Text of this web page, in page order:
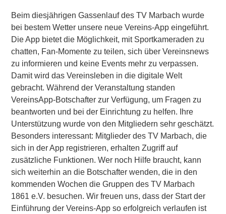
Beim diesjährigen Gassenlauf des TV Marbach wurde
bei bestem Wetter unsere neue Vereins-App eingeführt.
Die App bietet die Möglichkeit, mit Sportkameraden zu
chatten, Fan-Momente zu teilen, sich über Vereinsnews
zu informieren und keine Events mehr zu verpassen.
Damit wird das Vereinsleben in die digitale Welt
gebracht. Während der Veranstaltung standen
VereinsApp-Botschafter zur Verfügung, um Fragen zu
beantworten und bei der Einrichtung zu helfen. Ihre
Unterstützung wurde von den Mitgliedern sehr geschätzt.
Besonders interessant: Mitglieder des TV Marbach, die
sich in der App registrieren, erhalten Zugriff auf
zusätzliche Funktionen. Wer noch Hilfe braucht, kann
sich weiterhin an die Botschafter wenden, die in den
kommenden Wochen die Gruppen des TV Marbach
1861 e.V. besuchen. Wir freuen uns, dass der Start der
Einführung der Vereins-App so erfolgreich verlaufen ist